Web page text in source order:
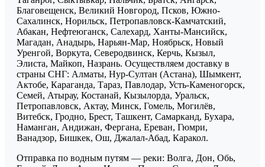
Благовещенск, Великий Новгород, Псков, Южно-
Сахалинск, Норильск, Петропавловск-Камчатский,
Абакан, Нефтеюганск, Салехард, Ханты-Мансийск,
Магадан, Анадырь, Нарьян-Мар, Ноябрьск, Новый
Уренгой, Воркута, Северодвинск, Керчь, Кызыл,
Элиста, Майкоп, Назрань. Осуществляем доставку в
страны СНГ: Алматы, Нур-Султан (Астана), Шымкент,
Актобе, Караганда, Тараз, Павлодар, Усть-Каменогорск,
Семей, Атырау, Костанай, Кызылорда, Уральск,
Петропавловск, Актау, Минск, Гомель, Могилёв,
Витебск, Гродно, Брест, Ташкент, Самарканд, Бухара,
Наманган, Андижан, Фергана, Ереван, Гюмри,
Ванадзор, Бишкек, Ош, Джалал-Абад, Каракол.
Отправка по водным путям — реки: Волга, Дон, Обь,